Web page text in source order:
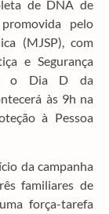
de DNA de
pelo
(MJSP), com
e Segurança
o Dia D da
às 9h na
à Pessoa
da campanha
familiares de
força-tarefa